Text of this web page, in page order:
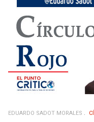
EDUARDO SADOT MORALES